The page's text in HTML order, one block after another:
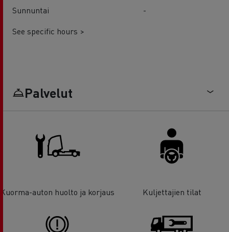
Sunnuntai
-
See specific hours >
Palvelut
Kuorma-auton huolto ja korjaus Kuljettajien tilat